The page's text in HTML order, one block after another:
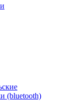
(bluetooth)